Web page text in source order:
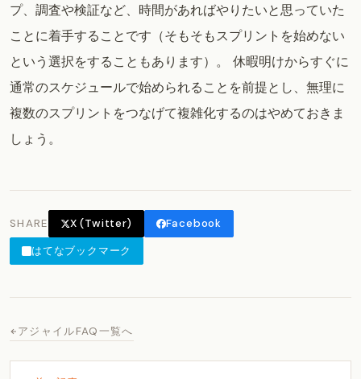
プ、調査や検証など、時間があればやりたいと思っていた
ことに着手することです（そもそもスプリントを始めない
という選択をすることもあります）。 休暇明けからすぐに
通常のスケジュールで始められることを前提とし、無理に
複数のスプリントをつなげて複雑化するのはやめておきま
しょう。
SHARE X (Twitter)
Facebook
はてなブックマーク
アジャイルFAQ一覧へ